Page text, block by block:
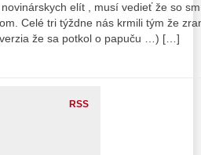
elít , musí vedieť že so
Celé tri týždne nás krmili tým že
že sa potkol o papuču …) […]
RSS